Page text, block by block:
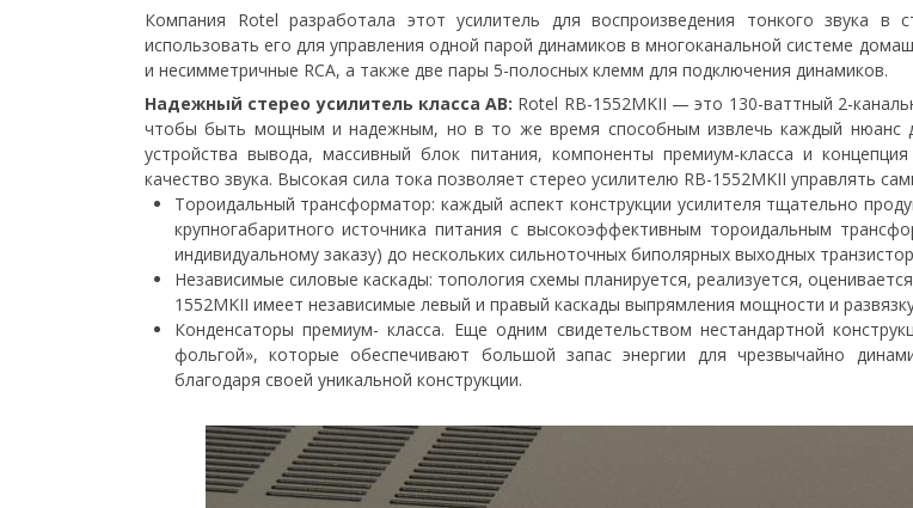
Компания Rotel разработала этот усилитель для воспроизведения тонкого звука
использовать его для управления одной парой динамиков в многоканальной системе
и несимметричные RCA, а также две пары 5-полосных клемм для подключения динамиков.
Надежный стерео усилитель класса AB: Rotel RB-1552MKII — это 130-ваттный 2-
чтобы быть мощным и надежным, но в то же время способным извлечь каждый нюанс
устройства вывода, массивный блок питания, компоненты премиум-класса и
качество звука. Высокая сила тока позволяет стерео усилителю RB-1552MKII управлять
Тороидальный трансформатор: каждый аспект конструкции усилителя тщательно
крупногабаритного источника питания с высокоэффективным тороидальным
индивидуальному заказу) до нескольких сильноточных биполярных выходных
Независимые силовые каскады: топология схемы планируется, реализуется,
1552MKII имеет независимые левый и правый каскады выпрямления мощности и
Конденсаторы премиум- класса. Еще одним свидетельством нестандартной
фольгой», которые обеспечивают большой запас энергии для чрезвычайно
благодаря своей уникальной конструкции.